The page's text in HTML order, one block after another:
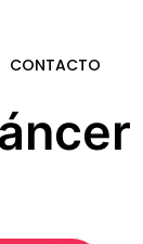
CONTACTO